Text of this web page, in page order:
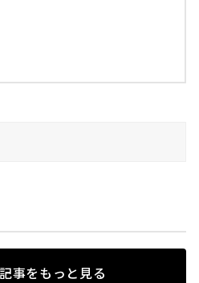
事をもっと見る